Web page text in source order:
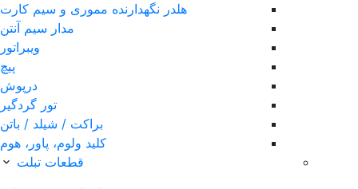
هلدر نگهدارنده مموری و سیم کارت
مدار سیم آنتن
ویبراتور
پیچ
درپوش
تور گردگیر
براکت / شیلد / باتن
کلید ولوم، پاور، هوم
قطعات تبلت